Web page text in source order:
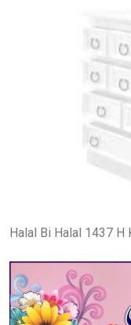
Halal Bi Halal 1437 H